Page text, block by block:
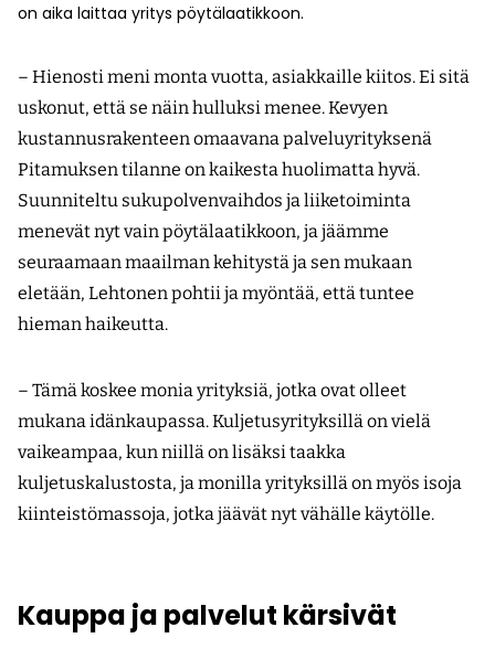
on aika laittaa yritys pöytälaatikkoon.
– Hienosti meni monta vuotta, asiakkaille kiitos. Ei sitä
uskonut, että se näin hulluksi menee. Kevyen
kustannusrakenteen omaavana palveluyrityksenä
Pitamuksen tilanne on kaikesta huolimatta hyvä.
Suunniteltu sukupolvenvaihdos ja liiketoiminta
menevät nyt vain pöytälaatikkoon, ja jäämme
seuraamaan maailman kehitystä ja sen mukaan
eletään, Lehtonen pohtii ja myöntää, että tuntee
hieman haikeutta.
– Tämä koskee monia yrityksiä, jotka ovat olleet
mukana idänkaupassa. Kuljetusyrityksillä on vielä
vaikeampaa, kun niillä on lisäksi taakka
kuljetuskalustosta, ja monilla yrityksillä on myös isoja
kiinteistömassoja, jotka jäävät nyt vähälle käytölle.
Kauppa ja palvelut kärsivät